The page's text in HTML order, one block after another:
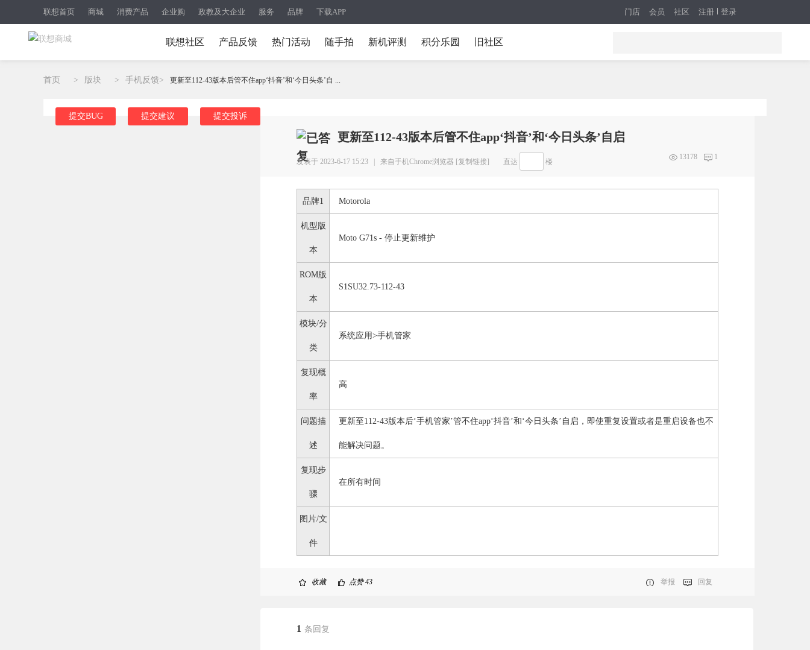
联想首页 商城 消费产品 企业购 政教及大企业 服务 品牌 下载APP 注册 登录
门店 会员 社区
联想社区 产品反馈 热门活动 随手拍 新机评测 积分乐园 旧社区
首页 > 版块 > 手机反馈> 更新至112-43版本后管不住app‘抖音’和‘今日头条’自 ...
提交BUG 提交建议 提交投诉
更新至112-43版本后管不住app‘抖音’和‘今日头条’自启
发表于 2023-6-17 15:23 | 来自手机Chrome浏览器 [复制链接] 直达 楼
13178 1
品牌1 Motorola
机型版
本
Moto G71s - 停止更新维护
ROM版
本
S1SU32.73-112-43
模块/分
类
系统应用>手机管家
复现概
率
高
问题描
述
更新至112-43版本后‘手机管家’管不住app‘抖音’和‘今日头条’自启，即使重复设置或者是重启设备也不
能解决问题。
复现步
骤
在所有时间
图片/文
件
收藏 点赞43 举报 回复
1 条回复